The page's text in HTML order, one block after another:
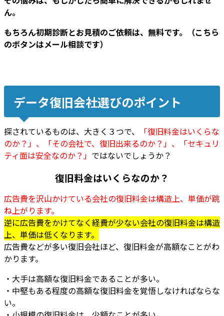
ん。
もちろん初期診断とお見積のご依頼は、無料です。（こちら
のボタンはメール相談です）
データ復旧会社選びのポイント
探されているものは、大きく３つで、 「復旧料金はいくらな
のか？」、「その会社で、復旧出来るのか？」、「セキュリ
ティ面は安全なのか？」 ではないでしょうか？
復旧料金はいくらなのか？
広告費を沢山かけている会社の復旧料金は構造上、単価が跳
ね上がります。
逆に広告費をかけてなく経費が少ない会社の復旧料金は構造
上、単価は低くなります。
広告費などが多い復旧会社ほど、復旧料金が高額なことがわ
かります。
・大手は高額な復旧料金であることが多い。
・中堅もある程度の高額な復旧料金を覚悟しなければならな
い。